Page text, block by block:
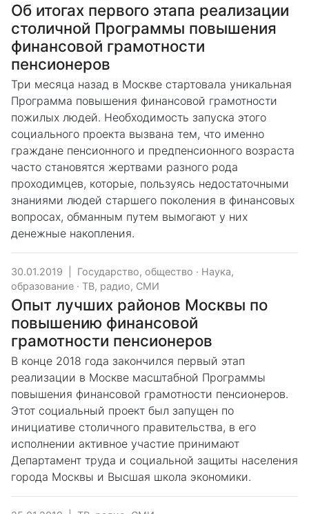
Об итогах первого этапа реализации
столичной Программы повышения
финансовой грамотности
пенсионеров
Три месяца назад в Москве стартовала уникальная
Программа повышения финансовой грамотности
пожилых людей. Необходимость запуска этого
социального проекта вызвана тем, что именно
граждане пенсионного и предпенсионного возраста
часто становятся жертвами разного рода
проходимцев, которые, пользуясь недостаточными
знаниями людей старшего поколения в финансовых
вопросах, обманным путем вымогают у них
денежные накопления.
30.01.2019 Государство, общество · Наука,
образование · ТВ, радио, СМИ
Опыт лучших районов Москвы по
повышению финансовой
грамотности пенсионеров
В конце 2018 года закончился первый этап
реализации в Москве масштабной Программы
повышения финансовой грамотности пенсионеров.
Этот социальный проект был запущен по
инициативе столичного правительства, в его
исполнении активное участие принимают
Департамент труда и социальной защиты населения
города Москвы и Высшая школа экономики.